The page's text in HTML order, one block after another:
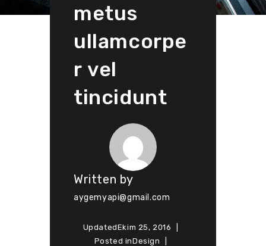
metus
ullamcorpe
r vel
tincidunt
Written by
aygemyapi@gmail.com
UpdatedEkim 25, 2016
Posted inDesign